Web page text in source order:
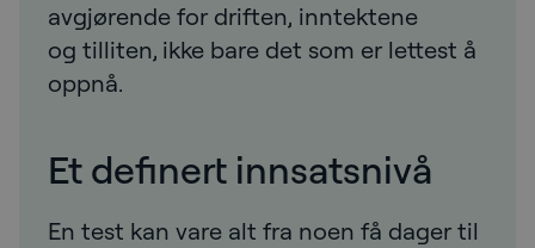
avgjørende for driften, inntektene
og tilliten, ikke bare det som er lettest å
oppnå.
Et definert innsatsnivå
En test kan vare alt fra noen få dager til